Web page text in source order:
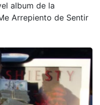
album de la
Arrepiento de Sentir